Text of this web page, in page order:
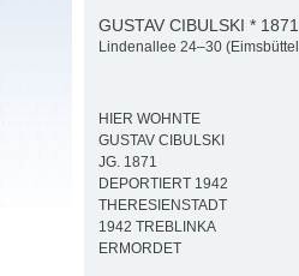
GUSTAV CIBULSKI * 1871
Lindenallee 24–30
HIER WOHNTE
GUSTAV CIBULSKI
JG. 1871
DEPORTIERT 1942
THERESIENSTADT
1942 TREBLINKA
ERMORDET